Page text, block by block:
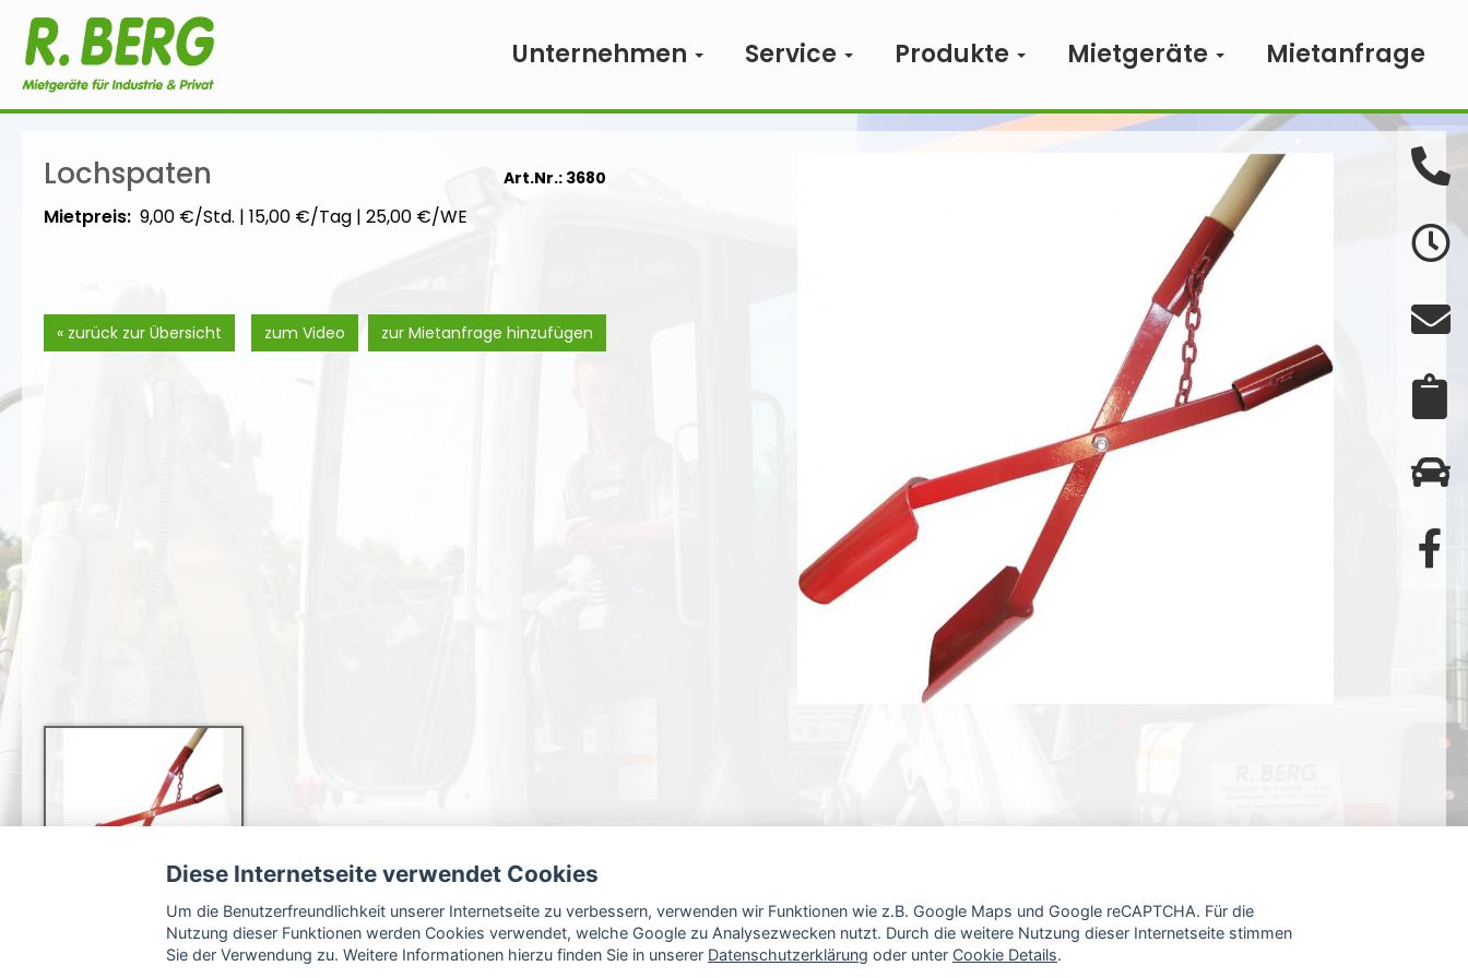
Unternehmen Service Produkte Mietgeräte Mietanfrage
Lochspaten Art.Nr.: 3680
Mietpreis: 9,00 €/Std. | 15,00 €/Tag | 25,00 €/WE
« zurück zur Übersicht zum Video zur Mietanfrage hinzufügen
Diese Internetseite verwendet Cookies
Um die Benutzerfreundlichkeit unserer Internetseite zu verbessern, verwenden wir Funktionen wie z.B. Google Maps und Google reCAPTCHA. Für die
Nutzung dieser Funktionen werden Cookies verwendet, welche Google zu Analysezwecken nutzt. Durch die weitere Nutzung dieser Internetseite stimmen
Sie der Verwendung zu. Weitere Informationen hierzu finden Sie in unserer Datenschutzerklärung oder unter Cookie Details.